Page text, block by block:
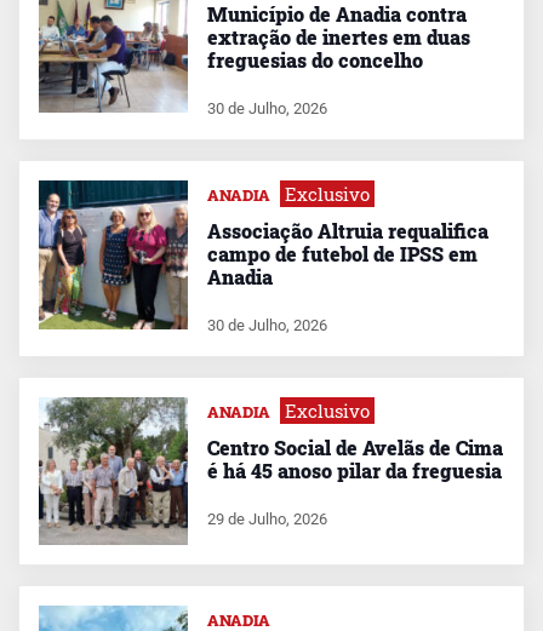
Município de Anadia contra
extração de inertes em duas
freguesias do concelho
30 de Julho, 2026
ANADIA Exclusivo
Associação Altruia requalifica
campo de futebol de IPSS em
Anadia
30 de Julho, 2026
ANADIA Exclusivo
Centro Social de Avelãs de Cima
é há 45 anoso pilar da freguesia
29 de Julho, 2026
ANADIA